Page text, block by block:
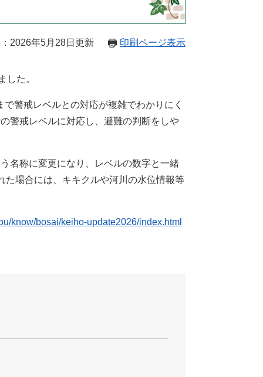
2026年5月28日更新 印刷ページ表示
した。
警戒レベルとの対応が複雑でわかりにく
警戒レベルに対応し、避難の判断をしや
名称に変更になり、レベルの数字と一緒
場合には、キキクルや河川の水位情報等
know/bosai/keiho-update2026/index.html